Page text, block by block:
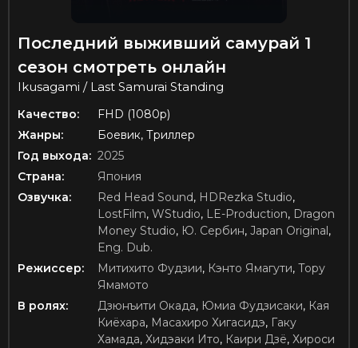
Последний выживший самурай 1
сезон смотреть онлайн
Ikusagami / Last Samurai Standing
Качество:
FHD (1080p)
Жанры:
Боевик, Триллер
Год выхода: 2025
Страна:
Япония
Озвучка:
Red Head Sound, HDRezka Studio,
LostFilm, WStudio, LE-Production, Dragon
Money Studio, Ю. Сербин, Japan Original ,
Eng. Dub.
Режиссер:
Митихито Фудзии, Кэнто Ямагути, Тору
Ямамото
В ролях:
Дзюнъити Окада, Юмиа Фудзисаки, Кая
Киёхара, Масахиро Хигасидэ, Гаку
Хамада, Хидэаки Ито, Каири Дзё, Хироси